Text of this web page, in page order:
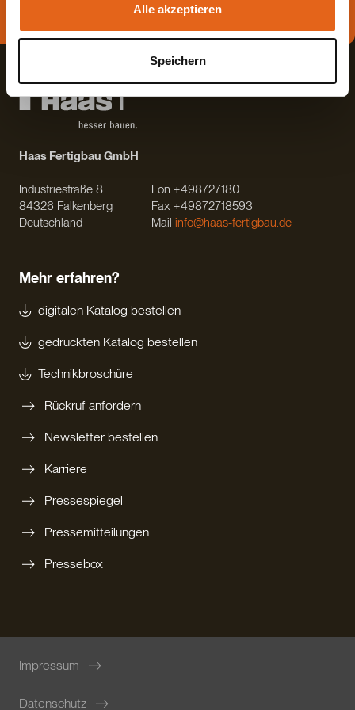
Alle akzeptieren
Speichern
Direkt Termin vereinbaren
Haas Fertigbau GmbH
Industriestraße 8
84326 Falkenberg
Deutschland
Fon +498727180
Fax +49872718593
Mail info@haas-fertigbau.de
Mehr erfahren?
digitalen Katalog bestellen
gedruckten Katalog bestellen
Technikbroschüre
Rückruf anfordern
Newsletter bestellen
Karriere
Pressespiegel
Pressemitteilungen
Pressebox
Impressum
Datenschutz